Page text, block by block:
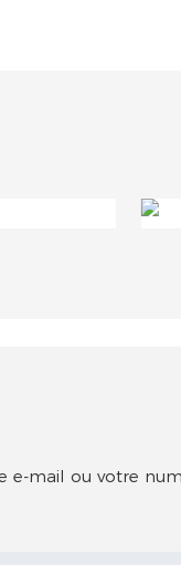
e-mail ou votre